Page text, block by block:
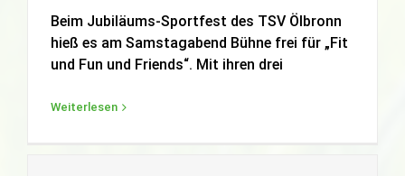
Beim Jubiläums-Sportfest des TSV Ölbronn
hieß es am Samstagabend Bühne frei für „Fit
und Fun und Friends“. Mit ihren drei
Weiterlesen